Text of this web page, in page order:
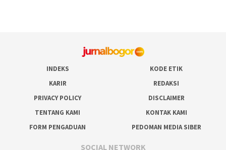
INDEKS
KODE ETIK
KARIR
REDAKSI
PRIVACY POLICY
DISCLAIMER
TENTANG KAMI
KONTAK KAMI
FORM PENGADUAN
PEDOMAN MEDIA SIBER
SOCIAL NETWORK